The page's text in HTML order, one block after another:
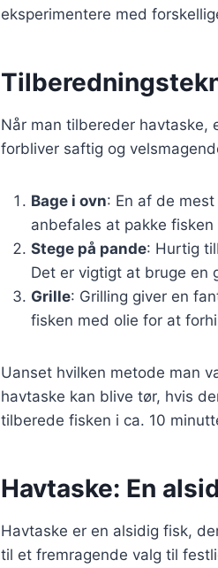
eksperimentere med
Når man tilbereder havtaske,
forbliver saftig og
Bage i ovn: En af de
anbefales at pakke
Stege på pande: Hurtig
Det er vigtigt at bruge en
Grille: Grilling giver en
fisken med olie for at
Uanset hvilken metode man
havtaske kan blive tør, hvis
tilberede fisken i ca. 10
Havtaske: En
Havtaske er en alsidig fisk,
til et fremragende valg til